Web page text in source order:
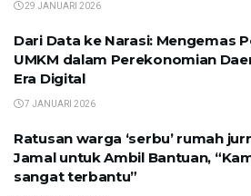
29 JANUARI 2026
Dari Data ke Narasi: Mengemas
UMKM dalam Perekonomian
Era Digital
7 JANUARI 2026
Ratusan warga ‘serbu’ rumah
Jamal untuk Ambil Bantuan,
sangat terbantu”